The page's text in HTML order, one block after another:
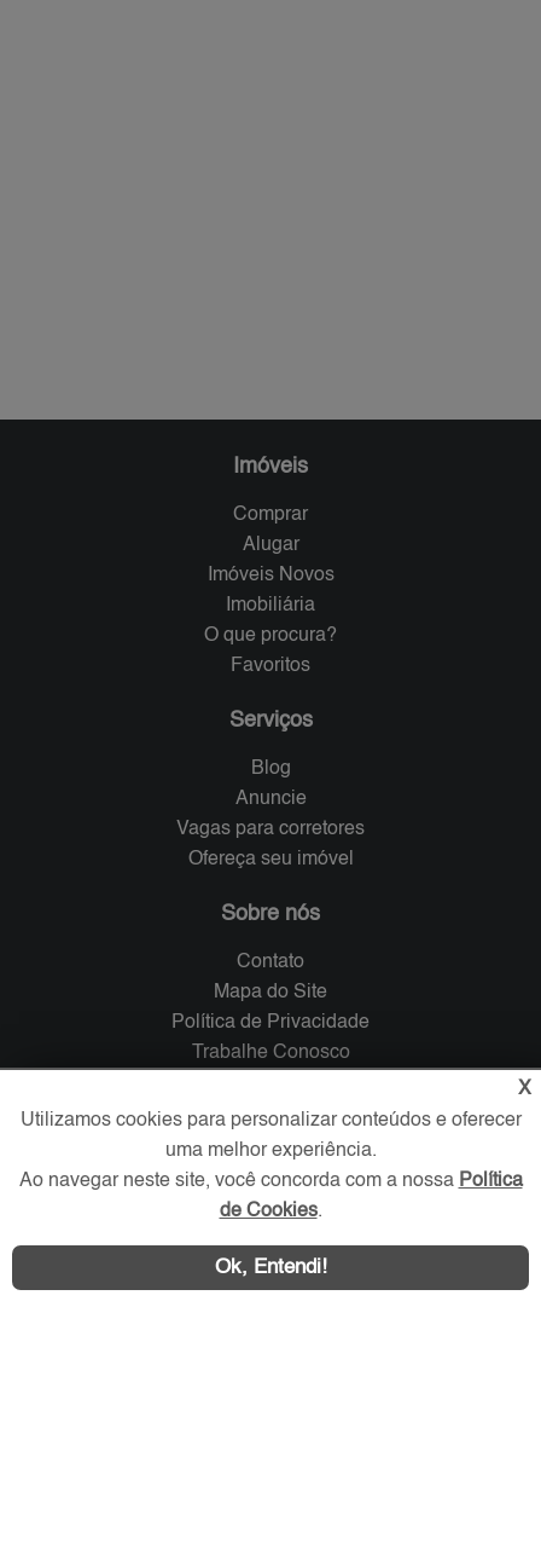
Imóveis
Comprar
Alugar
Imóveis Novos
Imobiliária
O que procura?
Favoritos
Serviços
Blog
Anuncie
Vagas para corretores
Ofereça seu imóvel
Sobre nós
Contato
Mapa do Site
Política de Privacidade
Trabalhe Conosco
Verificada por
Redes Sociais
X
Utilizamos cookies para personalizar conteúdos e oferecer
uma melhor experiência.
Ao navegar neste site, você concorda com a nossa Política
de Cookies.
Ok, Entendi!